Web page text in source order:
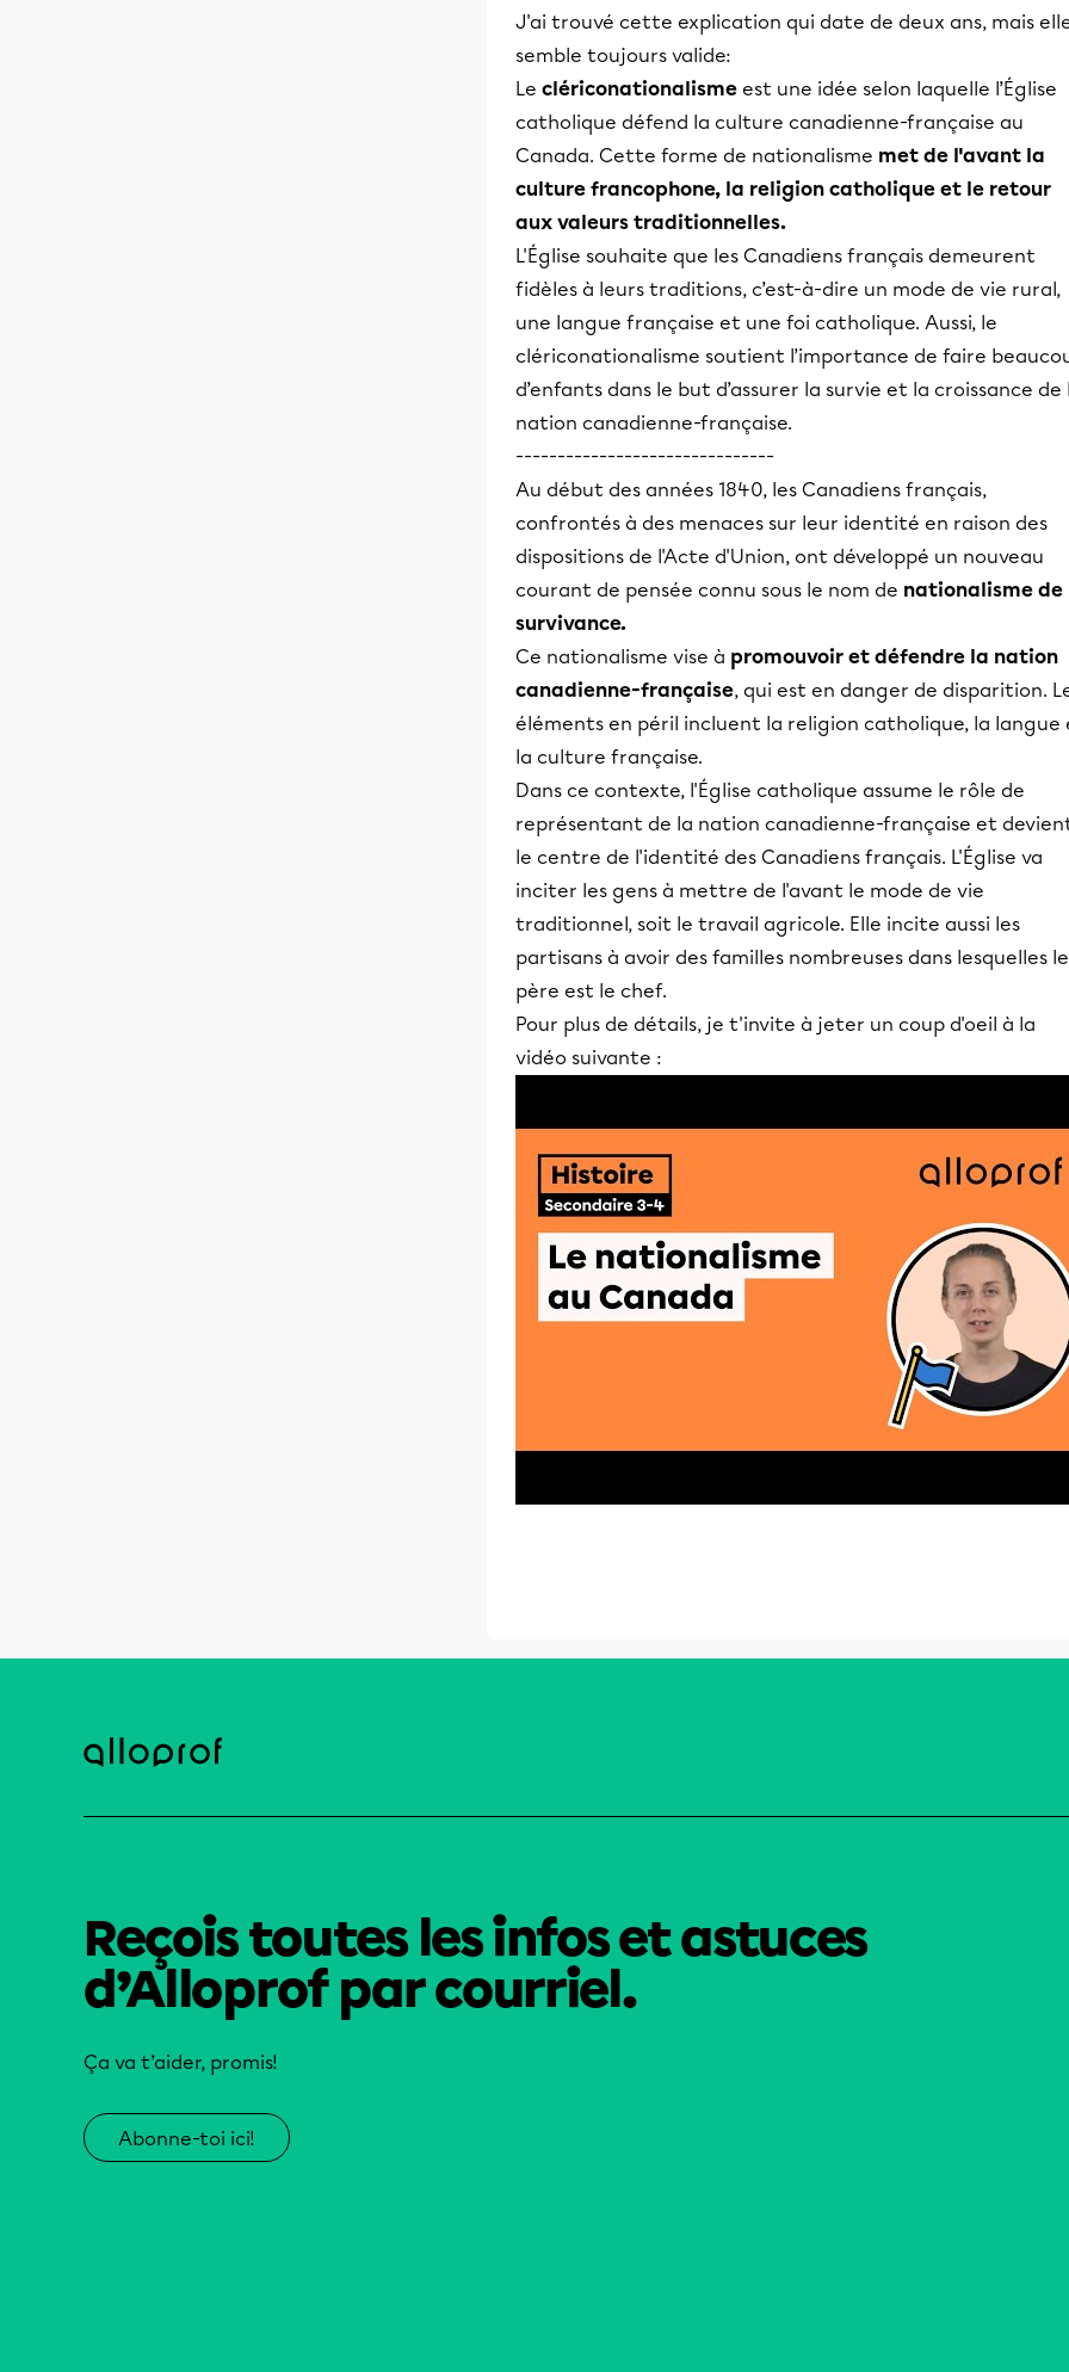
J'ai trouvé cette explication qui date de deux ans, mais
semble toujours valide:
Le clériconationalisme est une idée selon laquelle l’Église
catholique défend la culture canadienne-française au
Canada. Cette forme de nationalisme met de l'avant la
culture francophone, la religion catholique et le retour
aux valeurs traditionnelles.
L'Église souhaite que les Canadiens français demeurent
fidèles à leurs traditions, c’est-à-dire un mode de vie rural,
une langue française et une foi catholique. Aussi, le
clériconationalisme soutient l’importance de faire
d’enfants dans le but d’assurer la survie et la croissance de
nation canadienne-française.
-------------------------------
Au début des années 1840, les Canadiens français,
confrontés à des menaces sur leur identité en raison des
dispositions de l'Acte d'Union, ont développé un nouveau
courant de pensée connu sous le nom de nationalisme de
survivance.
Ce nationalisme vise à promouvoir et défendre la nation
canadienne-française, qui est en danger de disparition.
éléments en péril incluent la religion catholique, la langue
la culture française.
Dans ce contexte, l'Église catholique assume le rôle de
représentant de la nation canadienne-française et
le centre de l'identité des Canadiens français. L'Église va
inciter les gens à mettre de l'avant le mode de vie
traditionnel, soit le travail agricole. Elle incite aussi les
partisans à avoir des familles nombreuses dans lesquelles le
père est le chef.
Pour plus de détails, je t'invite à jeter un coup d'oeil à la
vidéo suivante :
Reçois toutes les infos et astuces
d’Alloprof par courriel.
Ça va t’aider, promis!
Abonne-toi ici!